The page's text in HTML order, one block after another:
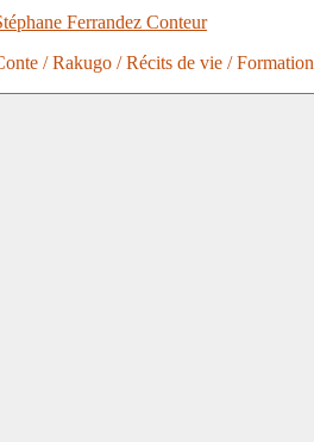
Ferrandez Conteur
/ Rakugo / Récits de vie / Formation